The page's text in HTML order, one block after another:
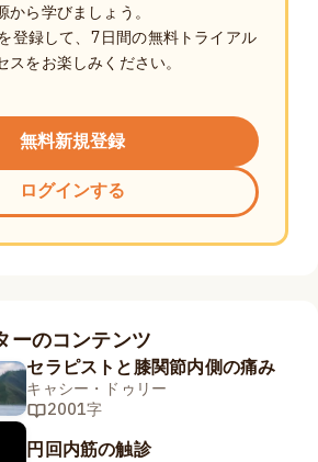
から学びましょう。
登録して、7日間の無料トライアル
スをお楽しみください。
無料新規登録
ログインする
ーのコンテンツ
セラピストと膝関節内側の痛み
キャシー・ドゥリー
2001字
円回内筋の触診